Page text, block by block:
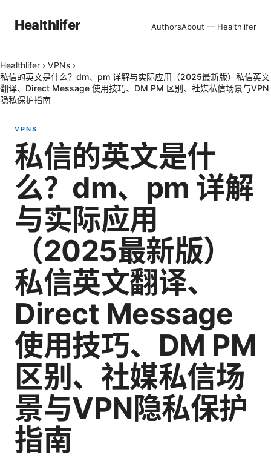
Healthlifer AuthorsAbout — Healthlifer
Healthlifer › VPNs ›
私信的英文是什么？dm、pm 详解与实际应用（2025最新版）私信英文
翻译、Direct Message 使用技巧、DM PM 区别、社媒私信场景与VPN
隐私保护指南
VPNS
私信的英文是什
么？dm、pm 详解
与实际应用
（2025最新版）
私信英文翻译、
Direct Message
使用技巧、DM PM
区别、社媒私信场
景与VPN隐私保护
指南